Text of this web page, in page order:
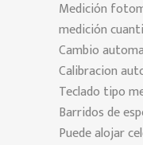
Medición
medición
Cambio
Calibracion
Teclado tipo
Barridos de
Puede alojar